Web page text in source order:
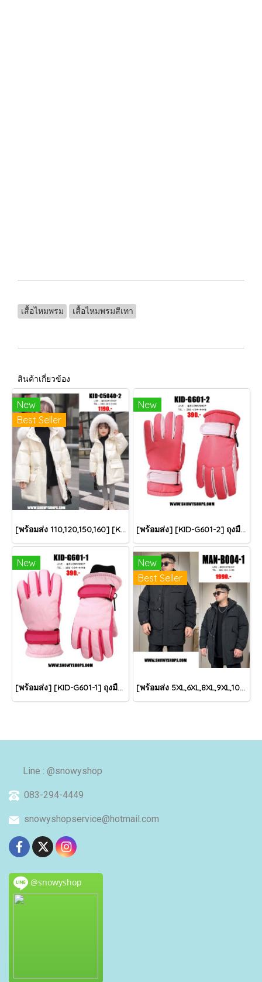
เสื้อไหมพรม เสื้อไหมพรมสีเทา
สินค้าเกี่ยวข้อง
New
Best Seller
[พร้อมส่ง 110,120,150,160] [KID-C5040-2] เสื้อโค้ทกันหนาวเด็กขนเป็ดสีขาว แขนยาว มีกระเป๋าสองข้าง แบบซิปด้านหน้า หมวกฮู้ดติดเฟอร์ฟรุ้งฟริ้งใส่ติดลบกันหนาว เล่นหิมะได้ค่ะ
New
[พร้อมส่ง] [KID-G601-2] ถุงมือกันหนาวเด็กสีชมพูเข้ม ซับขนด้านใน ใส่กันหนาวเล่นหิมะได้ (เหมาะสำหรับเด็ก 3-5ขวบ)
New
[พร้อมส่ง] [KID-G601-1] ถุงมือกันหนาวเด็กสีชมพูอ่อน ซับขนด้านใน ใส่กันหนาวเล่นหิมะได้ (เหมาะสำหรับเด็ก 3-5ขวบ)
New
Best Seller
[พร้อมส่ง 5XL,6XL,8XL,9XL,10XL] [Man-B004-1] Down Jackets BigSize เสื้อโค้ทขนเป็ดกันหนาวสีดำชายไซด์ใหญ่ มีหมวกฮู้ด ซิปด้านหน้า กันน้ำ ใส่กันหนาวติดลบได้อย่างดี
Line : @snowyshop
083-294-4449
snowyshopservice@hotmail.com
@snowyshop